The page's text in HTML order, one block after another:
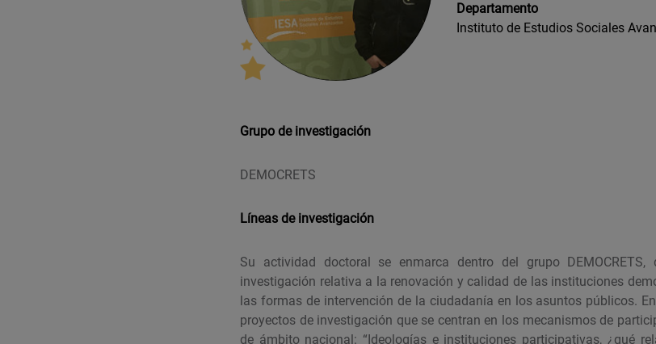
Departamento
Instituto de Estudios Sociales
Grupo de investigación
DEMOCRETS
Líneas de investigación
Su actividad doctoral se enmarca dentro del grupo
investigación relativa a la renovación y calidad de las instituciones
las formas de intervención de la ciudadanía en los asuntos públicos.
proyectos de investigación que se centran en los mecanismos de
de ámbito nacional: “Ideologías e instituciones participativas, ¿qué